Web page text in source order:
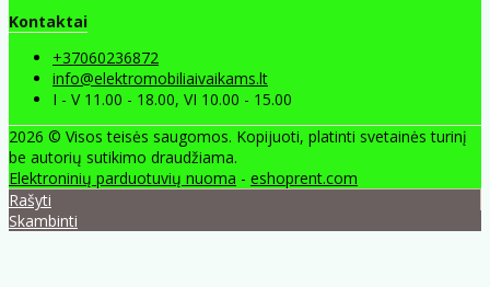
Kontaktai
+37060236872
info@elektromobiliaivaikams.lt
I - V 11.00 - 18.00, VI 10.00 - 15.00
2026 © Visos teisės saugomos. Kopijuoti, platinti svetainės turinį
be autorių sutikimo draudžiama.
Elektroninių parduotuvių nuoma - eshoprent.com
Rašyti
Skambinti